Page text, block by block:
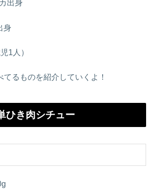
出身
身
1人）
てるものを紹介していくよ！
ひき肉シチュー